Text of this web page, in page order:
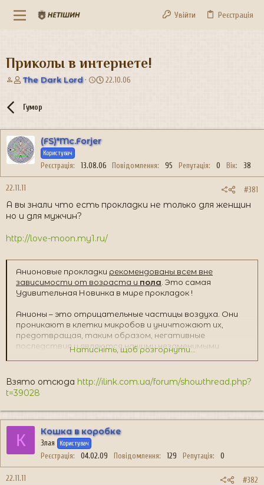
Увійти Реєстрація
Приколы в интернете!
А
о
т
е
м
и
The Dark Lord
Д
т
р
е
я
22.10.06
Гумор
(FS)*Mc.Forjer
Користувач
Реєстрація 13.08.06 Повідомлення 95 Репутація 0 Вік 38
22.11.11 #381
А вы знали что есть прокладки не только для женщин
но и для мужчин?
http://love-moon.my1.ru/
Анионовые прокладки рекомендованы всем вне
зависимости от возраста и пола . Это самая
Удивительная Новинка в мире прокладок !
Анионы – это отрицательные частицы воздуха. Они
проникают в клетки микробов и уничтожают их,
предотвращая, таким образом, негативные
последствия и являются нашими незаменимыми
помощниками в укреплении здоровья.
Это лучший подарок для себя, близких и друзей !
МЕЧТЫ СБЫВАЮТСЯ!!!
Натисніть, щоб розгорнути...
Взято отсюда http://ilink.com.ua/forum/showthread.php?
t=39028
К Кошка в коробке
Злая Користувач
Реєстрація 04.02.09 Повідомлення 129 Репутація 0
22.11.11 #382